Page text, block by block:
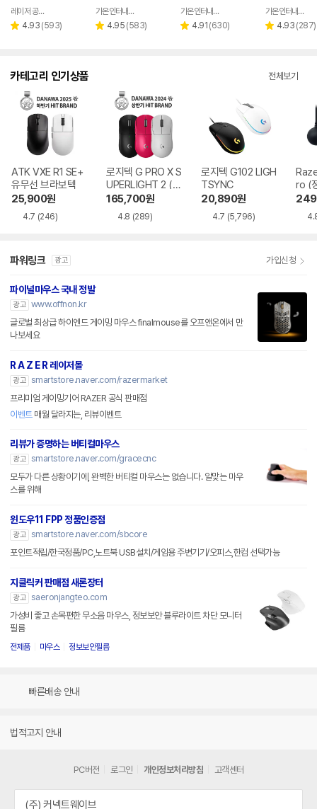
페이
레이저 공식스토어
별 4.93 리
(593)
페이
가온인터내셔날
별 4.95 리
(583)
페이
가온인터내셔날
별 4.91 리
(630)
가온인터내셔날
별 4.93 리
(287)
카테고리 인기상품 전체보기
ATK VXE R1 SE+
유무선 브라보텍
25,900원
4.7 (246)
로지텍 G PRO X S
UPERLIGHT 2 (정
품)
165,700원
4.8 (289)
로지텍 G102 LIGH
TSYNC
20,890원
4.7 (5,796)
ro (
파워링크 광고 가입신청
파이널마우스 국내 정발
광고 www.offnon.kr
글로벌 최상급 하이엔드 게이밍 마우스 finalmouse를 오프앤온에서 만
나보세요
R A Z E R 레이저몰
광고 smartstore.naver.com/razermarket
프리미엄 게이밍기어 RAZER 공식 판매점
이벤트매월 달라지는, 리뷰이벤트
리뷰가 증명하는 버티컬마우스
광고 smartstore.naver.com/gracecnc
모두가 다른 상황이기에, 완벽한 버티컬 마우스는 없습니다. 알맞는 마우
스를 위해
윈도우11 FPP 정품인증점
광고 smartstore.naver.com/sbcore
포인트적립/한국정품/PC,노트북 USB설치/게임용 주변기기/오피스,한컴 선택가능
지클릭커 판매점 새론장터
광고 saeronjangteo.com
가성비 좋고 손목편한 무소음 마우스, 정보보안 블루라이트 차단 모니터
필름
전제품 마우스 정보보안필름
빠른배송 안내
법적고지 안내
PC버전 로그인 개인정보처리방침 고객센터
(주) 커넥트웨이브